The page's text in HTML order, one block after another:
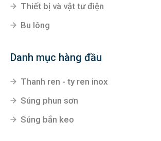
Thiết bị và vật tư điện
Bu lông
Danh mục hàng đầu
Thanh ren - ty ren inox
Súng phun sơn
Súng bắn keo